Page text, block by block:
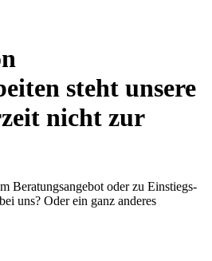
steht unsere
nicht zur
Beratungsangebot oder zu Einstiegs-
uns? Oder ein ganz anderes